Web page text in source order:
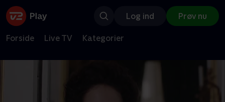
Log ind Prøv nu
Forside Live TV Kategorier